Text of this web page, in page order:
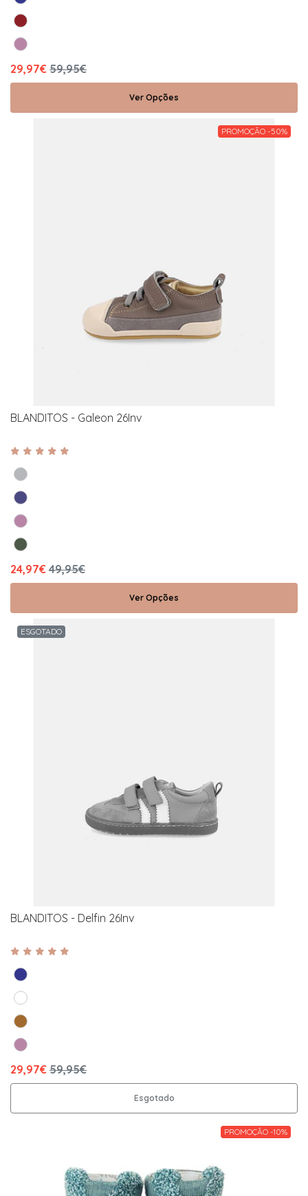
29,97€ 59,95€
Ver Opções
PROMOÇÃO -50%
BLANDITOS - Galeon 26Inv
24,97€ 49,95€
Ver Opções
ESGOTADO
BLANDITOS - Delfin 26Inv
29,97€ 59,95€
Esgotado
PROMOÇÃO -10%